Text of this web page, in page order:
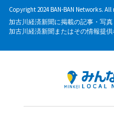
Copyright 2024 BAN-BAN Networks.
加古川経済新聞に掲載の記事・写
加古川経済新聞またはその情報提供